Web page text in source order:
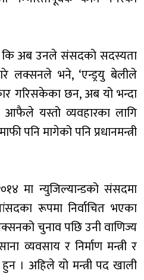
कि अब उनले संसदको सदस्यता
लक्सनले भने, ‘एन्ड्रयु बेलीले
गरिसकेका छन, अब यो भन्दा
आफैले यस्तो व्यवहारका लागि
पनि मागेको पनि प्रधानमन्त्री
मा न्युजिल्यान्डको संसदमा
रूपमा निर्वाचित भएका
चुनाव पछि उनी वाणिज्य
व्यवसाय र निर्माण मन्त्री र
हुन । अहिले यो मन्त्री पद खाली